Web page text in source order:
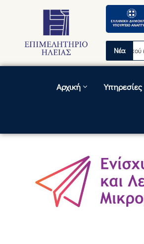
Νέα
διακοπή λειτουργίας τηλεφωνικού κέντρου
Αρχική Υπηρεσίες